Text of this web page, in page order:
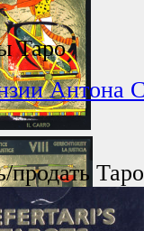
Таро
продать Таро